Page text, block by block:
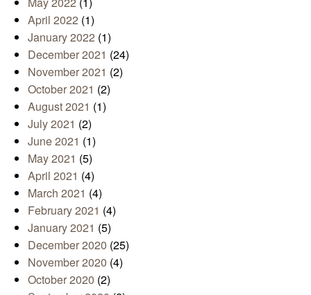
April 2022 (1)
January 2022 (1)
December 2021 (24)
November 2021 (2)
October 2021 (2)
August 2021 (1)
July 2021 (2)
June 2021 (1)
May 2021 (5)
April 2021 (4)
March 2021 (4)
February 2021 (4)
January 2021 (5)
December 2020 (25)
November 2020 (4)
October 2020 (2)